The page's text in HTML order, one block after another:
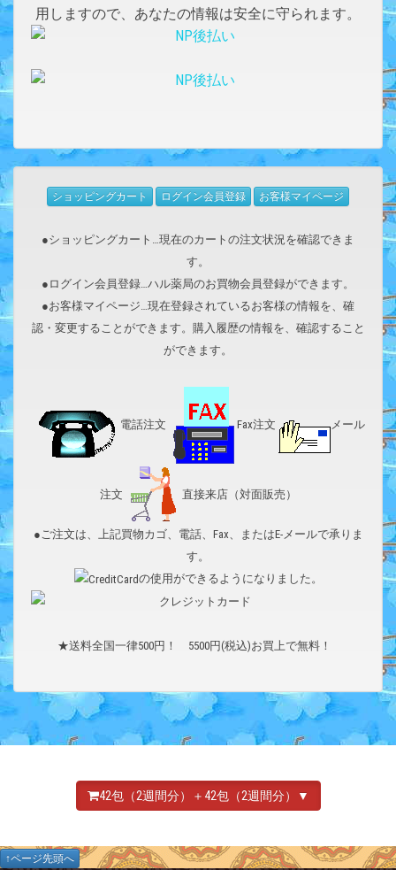
用しますので、あなたの情報は安全に守られます。
ショッピングカート ログイン会員登録 お客様マイページ
●ショッピングカート…現在のカートの注文状況を確認できま
す。
●ログイン会員登録…ハル薬局のお買物会員登録ができます。
●お客様マイページ…現在登録されているお客様の情報を、確
認・変更することができます。購入履歴の情報を、確認すること
ができます。
電話注文 Fax注文 メール
注文 直接来店（対面販売）
●ご注文は、上記買物カゴ、電話、Fax、またはE-メールで承りま
す。
の使用ができるようになりました。
★送料全国一律500円！ 5500円(税込)お買上で無料！
42包（2週間分）＋42包（2週間分）▼
↑ページ先頭へ